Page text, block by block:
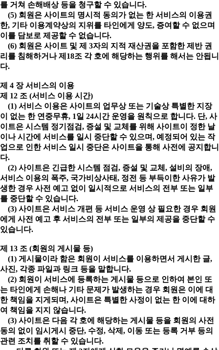
를 거쳐 손해배상 등을 청구할 수 있습니다.
(5) 회원은 사이트의 명시적 동의가 없는 한 서비스의 이용권
한, 기타 이용계약상의 지위를 타인에게 양도, 증여할 수 없으며
이를 담보로 제공할 수 없습니다.
(6) 회원은 사이트 및 제 3자의 지적 재산권을 포함한 제반 권
리를 침해하거나 제18조 각 호에 해당하는 행위를 해서는 안됩니
다.
제 4 장 서비스의 이용
제 12 조 (서비스 이용 시간)
(1) 서비스 이용은 사이트의 업무상 또는 기술상 특별한 지장
이 없는 한 연중무휴, 1일 24시간 운영을 원칙으로 합니다. 단, 사
이트은 시스템 정기점검, 증설 및 교체를 위해 사이트이 정한 날
이나 시간에 서비스를 일시 중단할 수 있으며, 예정되어 있는 작
업으로 인한 서비스 일시 중단은 사이트을 통해 사전에 공지합니
다.
(2) 사이트은 긴급한 시스템 점검, 증설 및 교체, 설비의 장애,
서비스 이용의 폭주, 국가비상사태, 정전 등 부득이한 사유가 발
생한 경우 사전 예고 없이 일시적으로 서비스의 전부 또는 일부
를 중단할 수 있습니다.
(3) 사이트은 서비스 개편 등 서비스 운영 상 필요한 경우 회원
에게 사전 예고 후 서비스의 전부 또는 일부의 제공을 중단할 수
있습니다.
제 13 조 (회원의 게시물 등)
(1) 게시물이라 함은 회원이 서비스를 이용하면서 게시한 글,
사진, 각종 파일과 링크 등을 말합니다.
(2) 회원이 서비스에 등록하는 게시물 등으로 인하여 본인 또
는 타인에게 손해나 기타 문제가 발생하는 경우 회원은 이에 대
한 책임을 지게되며, 사이트은 특별한 사정이 없는 한 이에 대하
여 책임을 지지 않습니다.
(3) 사이트은 다음 각 호에 해당하는 게시물 등을 회원의 사전
동의 없이 임시게시 중단, 수정, 삭제, 이동 또는 등록 거부 등의
관련 조치를 취할 수 있습니다.